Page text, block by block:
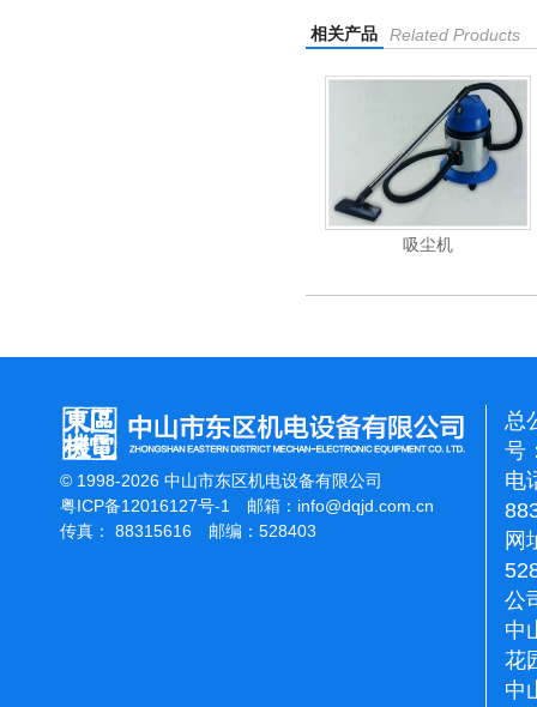
相关产品 Related Products
吸尘机
© 1998-2026 中山市东区机电设备有限公司
粤ICP备12016127号-1
邮箱： info@dqjd.com.cn
传真： 88315616 邮编：528403
总
号
电
网
公
中
花
中